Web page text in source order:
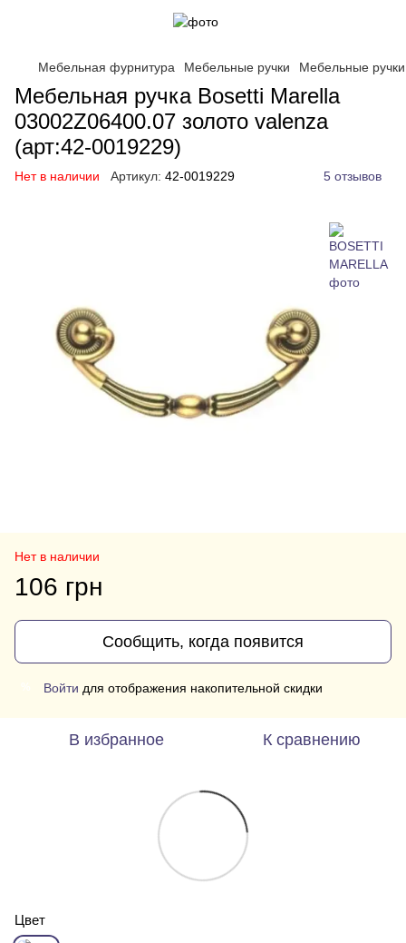
Мебельная фурнитура Мебельные ручки Мебельные
Мебельная ручка Bosetti Marella
03002Z06400.07 золото valenza
(арт:42-0019229)
Нет в наличии Артикул: 42-0019229 5 отзывов
Нет в наличии
106 грн
Сообщить, когда появится
Войти для отображения накопительной скидки
В избранное К сравнению
Цвет